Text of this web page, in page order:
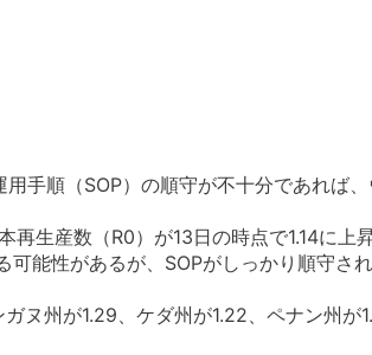
手順（SOP）の順守が不十分であれば
生産数（R0）が13日の時点で1.14に上
能性があるが、SOPがしっかり順守
ヌ州が1.29、ケダ州が1.22、ペナン州